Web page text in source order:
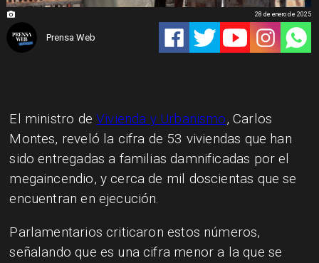
Prensa Web
28 de enero de 2025
El ministro deVivienda y Urbanismo, Carlos
Montes, reveló la cifra de 53 viviendas que han
sido entregadas a familias damnificadas por el
megaincendio, y cerca de mil doscientas que se
encuentran en ejecución.
Parlamentarios criticaron estos números,
señalando que es una cifra menor a la que se